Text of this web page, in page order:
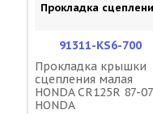
Прокладка
91311-KS6-700
Прокладка крышки
сцепления малая
HONDA CR125R 87-
HONDA